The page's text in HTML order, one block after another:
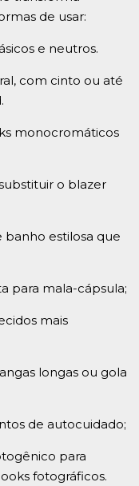
de usar:
e neutros.
com cinto ou até
monocromáticos
o blazer
banho estilosa que
para mala-cápsula;
mais
longas ou gola
de autocuidado;
para
fotográficos.